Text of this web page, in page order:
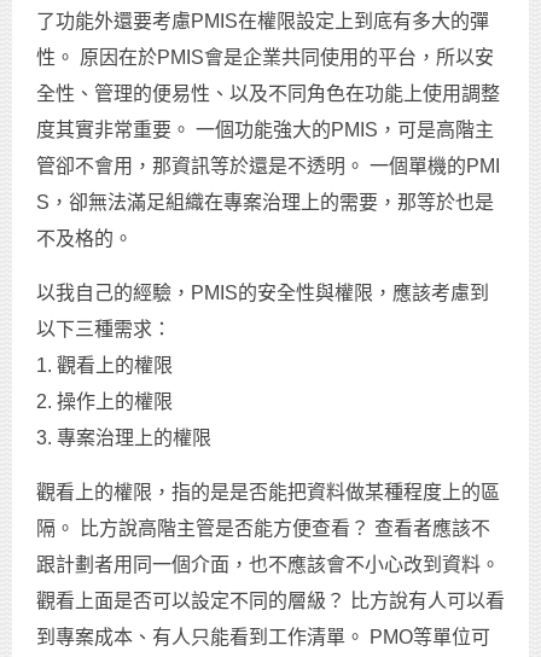
了功能外還要考慮PMIS在權限設定上到底有多大的彈
性。 原因在於PMIS會是企業共同使用的平台，所以安
全性、管理的便易性、以及不同角色在功能上使用調整
度其實非常重要。 一個功能強大的PMIS，可是高階主
管卻不會用，那資訊等於還是不透明。 一個單機的PMI
S，卻無法滿足組織在專案治理上的需要，那等於也是
不及格的。
以我自己的經驗，PMIS的安全性與權限，應該考慮到
以下三種需求：
1. 觀看上的權限
2. 操作上的權限
3. 專案治理上的權限
觀看上的權限，指的是是否能把資料做某種程度上的區
隔。 比方說高階主管是否能方便查看？ 查看者應該不
跟計劃者用同一個介面，也不應該會不小心改到資料。
觀看上面是否可以設定不同的層級？ 比方說有人可以看
到專案成本、有人只能看到工作清單。 PMO等單位可